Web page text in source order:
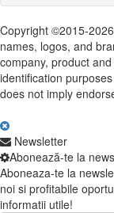
Copyright ©2015-
names, logos, and
company, product
identification
does not imply
Newsletter
Abonează-te la
Aboneaza-te la
noi si profitabile
informatii utile!